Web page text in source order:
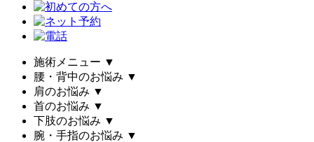
施術メニュー ▼
腰・背中のお悩み ▼
肩のお悩み ▼
首のお悩み ▼
下肢のお悩み ▼
腕・手指のお悩み ▼